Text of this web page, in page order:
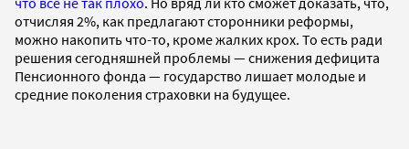
отчисляя 2%, как предлагают сторонники реформы,
можно накопить что-то, кроме жалких крох. То есть ради
решения сегодняшней проблемы — снижения дефицита
Пенсионного фонда — государство лишает молодые и
средние поколения страховки на будущее.